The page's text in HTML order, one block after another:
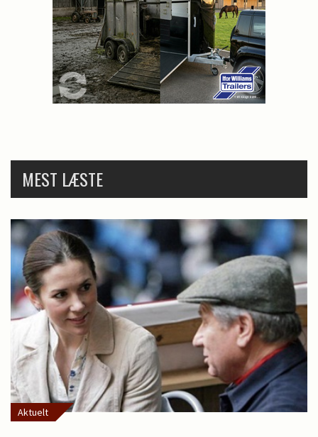
MEST LÆSTE
Aktuelt